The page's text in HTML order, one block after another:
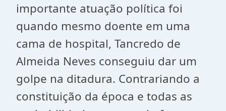
importante atuação política foi
quando mesmo doente em uma
cama de hospital, Tancredo de
Almeida Neves conseguiu dar um
golpe na ditadura. Contrariando a
constituição da época e todas as